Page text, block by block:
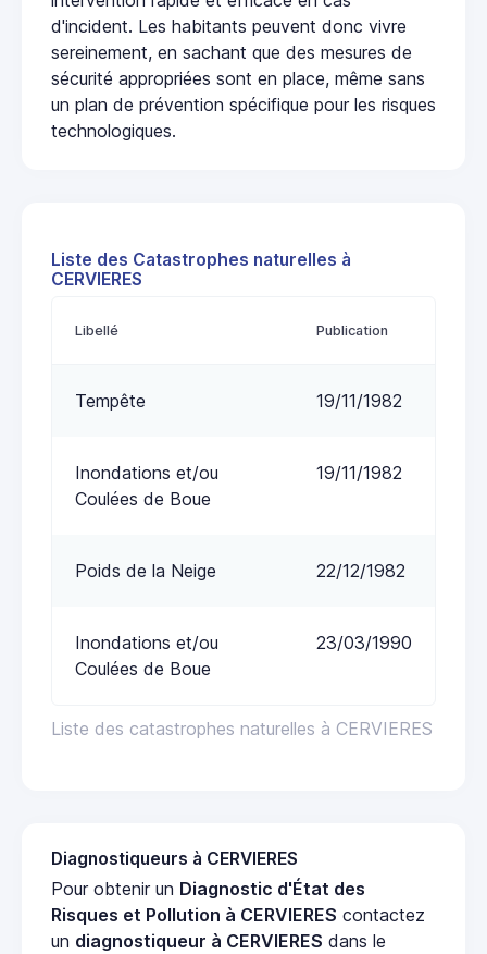
d'incident. Les habitants peuvent donc vivre
sereinement, en sachant que des mesures de
sécurité appropriées sont en place, même sans
un plan de prévention spécifique pour les risques
technologiques.
Liste des Catastrophes naturelles à
CERVIERES
Liste des catastrophes naturelles à CERVIERES
Libellé Publication
Tempête 19/11/1982
Inondations et/ou
Coulées de Boue
19/11/1982
Poids de la Neige 22/12/1982
Inondations et/ou
Coulées de Boue
23/03/1990
Diagnostiqueurs à CERVIERES
Pour obtenir un Diagnostic d'État des
Risques et Pollution à CERVIERES contactez
un diagnostiqueur à CERVIERES dans le